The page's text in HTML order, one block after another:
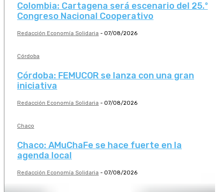
Colombia: Cartagena será escenario del 25.º
Congreso Nacional Cooperativo
Redacción Economía Solidaria - 07/08/2026
Córdoba
Córdoba: FEMUCOR se lanza con una gran
iniciativa
Redacción Economía Solidaria - 07/08/2026
Chaco
Chaco: AMuChaFe se hace fuerte en la
agenda local
Redacción Economía Solidaria - 07/08/2026